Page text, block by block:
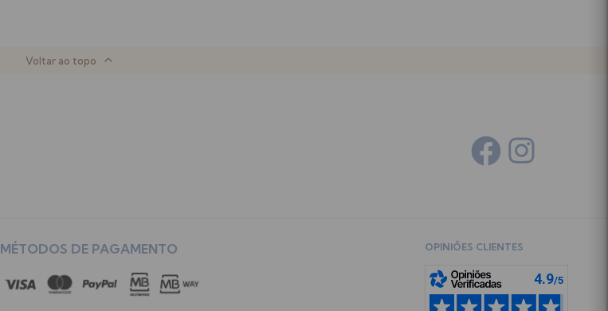
Voltar ao topo
MÉTODOS DE PAGAMENTO OPINIÕES CLIENTES